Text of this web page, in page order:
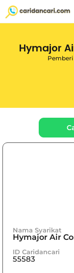
Hymajor
Nama Syarikat
Hymajor Air
ID Caridancari
55583